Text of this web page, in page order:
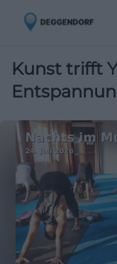
Kunst trifft